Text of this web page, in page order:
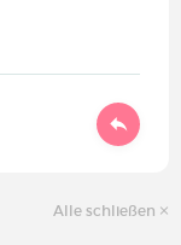
Alle schließen